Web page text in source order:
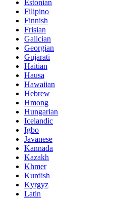
Estonian
Filipino
Finnish
Frisian
Galician
Georgian
Gujarati
Haitian
Hausa
Hawaiian
Hebrew
Hmong
Hungarian
Icelandic
Igbo
Javanese
Kannada
Kazakh
Khmer
Kurdish
Kyrgyz
Latin